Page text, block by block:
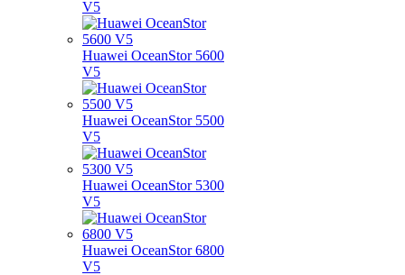
V5
Huawei OceanStor 5600
V5
Huawei OceanStor 5500
V5
Huawei OceanStor 5300
V5
Huawei OceanStor 6800
V5